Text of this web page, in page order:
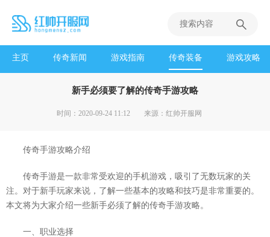
主页 传奇新闻 游戏指南 传奇装备 游戏攻略
新手必须要了解的传奇手游攻略
时间：2020-09-24 11:12 来源：红帅开服网
传奇手游攻略介绍
传奇手游是一款非常受欢迎的手机游戏，吸引了无数玩家的关
注。对于新手玩家来说，了解一些基本的攻略和技巧是非常重要的。
本文将为大家介绍一些新手必须了解的传奇手游攻略。
一、职业选择